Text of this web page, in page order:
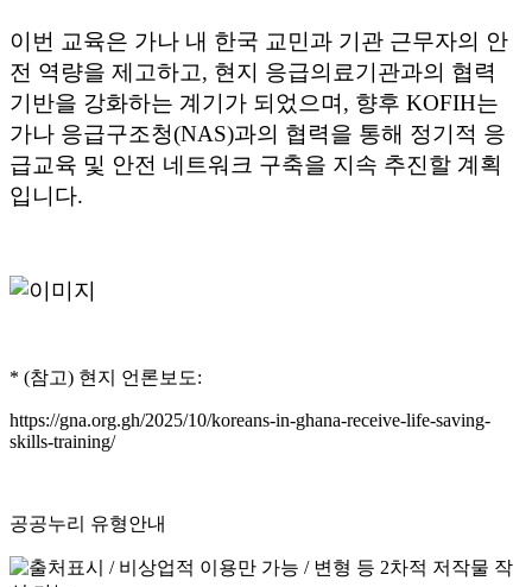
이번 교육은 가나 내 한국 교민과 기관 근무자의 안
전 역량을 제고하고, 현지 응급의료기관과의 협력
기반을 강화하는 계기가 되었으며, 향후 KOFIH는
가나 응급구조청(NAS)과의 협력을 통해 정기적 응
급교육 및 안전 네트워크 구축을 지속 추진할 계획
입니다.
* (참고) 현지 언론보도:
https://gna.org.gh/2025/10/koreans-in-ghana-receive-life-saving-
skills-training/
공공누리 유형안내